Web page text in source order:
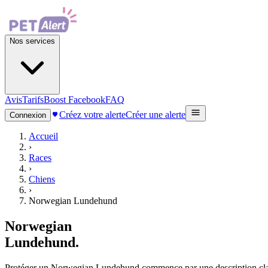
Nos services
AvisTarifsBoost FacebookFAQ
Connexion Créez votre alerteCréer une alerte
Accueil
›
Races
›
Chiens
›
Norwegian Lundehund
Norwegian
Lundehund.